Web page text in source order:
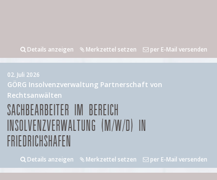
Details anzeigen Merkzettel setzen per E-Mail versenden
02. Juli 2026
GÖRG Insolvenzverwaltung Partnerschaft von
Rechtsanwälten
SACHBEARBEITER IM BEREICH
INSOLVENZVERWALTUNG (M/W/D) IN
FRIEDRICHSHAFEN
Details anzeigen Merkzettel setzen per E-Mail versenden